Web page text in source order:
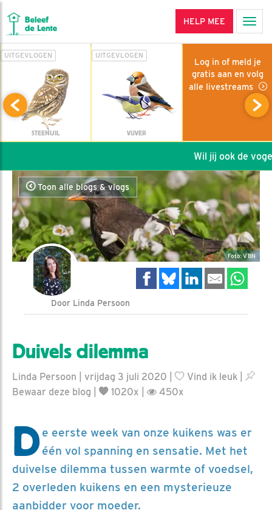
HELP MEE
UITGEVLOGEN
STEENUIL
UITGEVLOGEN
VIJVER
Log in of meld je
gratis aan en volg
alle livestreams
Wil jij ook de
Toon alle blogs & vlogs
Foto: VBN
Door Linda Persoon
Duivels dilemma
Linda Persoon | vrijdag 3 juli 2020 | Vind ik leuk
Bewaar deze blog
1020x | 450x
De eerste week van onze kuikens was er
één vol spanning en sensatie. Met het
duivelse dilemma tussen warmte of voedsel,
2 overleden kuikens en een mysterieuze
aanbidder voor moeder.